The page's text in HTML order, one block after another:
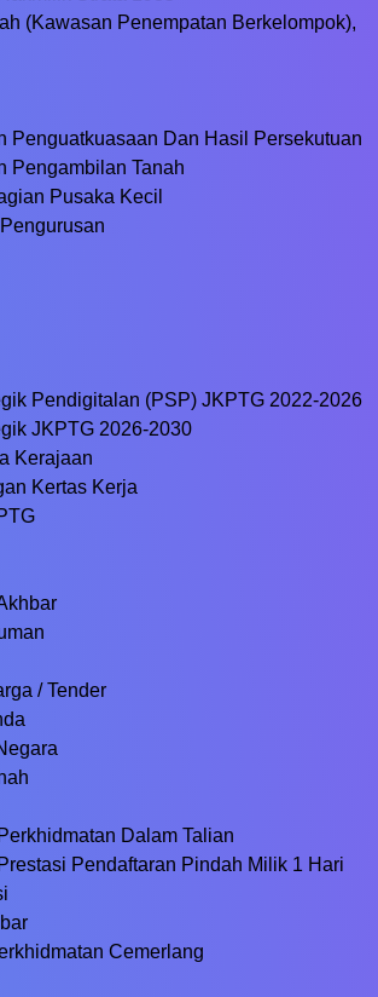
(Kawasan Penempatan Berkelompok),
Penguatkuasaan Dan Hasil Persekutuan
Pengambilan Tanah
Pusaka Kecil
Pendigitalan (PSP) JKPTG 2022-2026
JKPTG 2026-2030
Kerajaan
Kertas Kerja
/ Tender
Dalam Talian
Pendaftaran Pindah Milik 1 Hari
Cemerlang